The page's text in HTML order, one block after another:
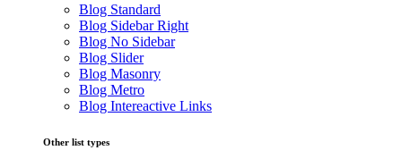
Blog Standard
Blog Sidebar Right
Blog No Sidebar
Blog Slider
Blog Masonry
Blog Metro
Blog Intereactive Links
Other list types